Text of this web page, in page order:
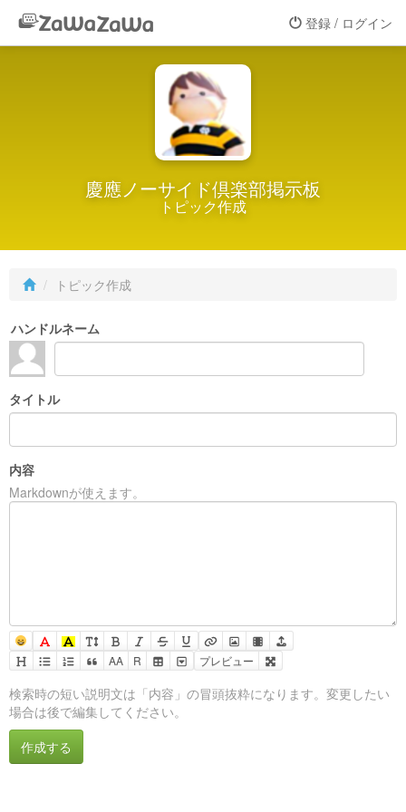
登録 / ログイン
慶應ノーサイド倶楽部掲示板
トピック作成
トピック作成
ハンドルネーム
タイトル
内容
Markdownが使えます。
AA R プレビュー
検索時の短い説明文は「内容」の冒頭抜粋になります。変更したい
場合は後で編集してください。
作成する